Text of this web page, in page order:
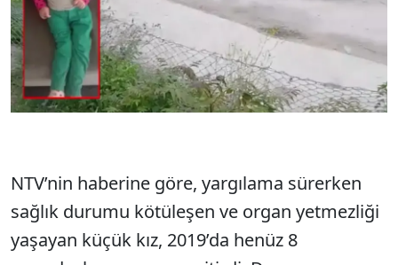
NTV’nin haberine göre, yargılama sürerken
sağlık durumu kötüleşen ve organ yetmezliği
yaşayan küçük kız, 2019’da henüz 8